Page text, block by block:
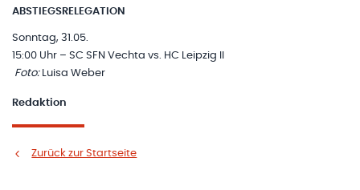
ABSTIEGSRELEGATION
Sonntag, 31.05.
15:00 Uhr – SC SFN Vechta vs. HC Leipzig II
Foto: Luisa Weber
Redaktion
Zurück zur Startseite